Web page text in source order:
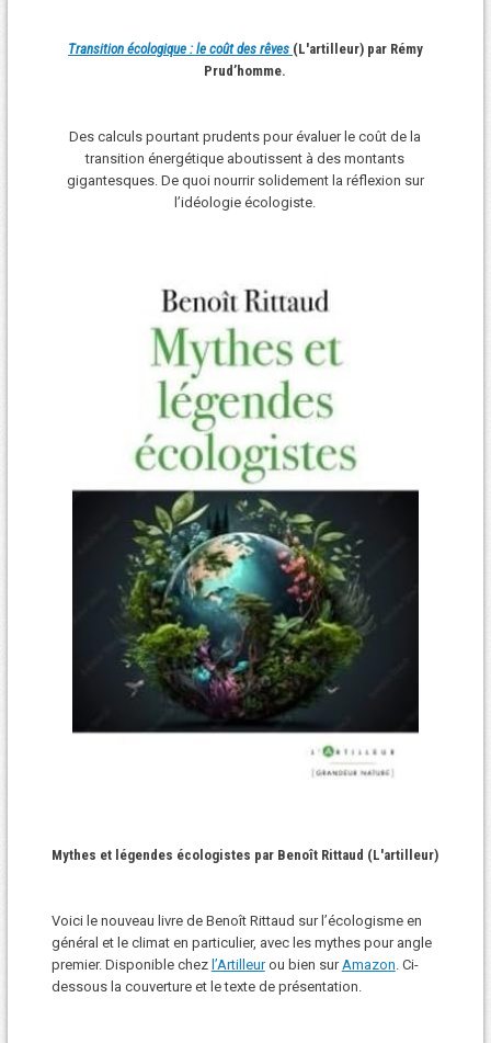
Transition écologique : le coût des rêves (L'artilleur) par Rémy
Prud’homme.
Des calculs pourtant prudents pour évaluer le coût de la
transition énergétique aboutissent à des montants
gigantesques. De quoi nourrir solidement la réflexion sur
l’idéologie écologiste.
Mythes et légendes écologistes par Benoît Rittaud (L'artilleur)
Voici le nouveau livre de Benoît Rittaud sur l’écologisme en
général et le climat en particulier, avec les mythes pour angle
premier. Disponible chez l’Artilleurou bien surAmazon. Ci-
dessous la couverture et le texte de présentation.